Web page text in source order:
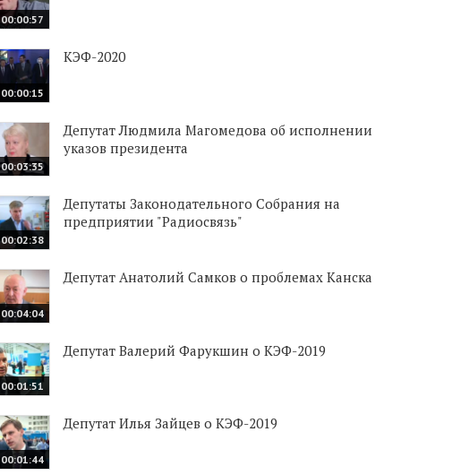
00:00:57
00:00:15
КЭФ-2020
00:03:35
Депутат Людмила Магомедова об исполнении
указов президента
00:02:38
Депутаты Законодательного Собрания на
предприятии "Радиосвязь"
00:04:04
Депутат Анатолий Самков о проблемах Канска
00:01:51
Депутат Валерий Фарукшин о КЭФ-2019
00:01:44
Депутат Илья Зайцев о КЭФ-2019